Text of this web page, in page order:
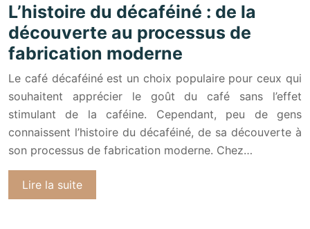
L’histoire du décaféiné : de la
découverte au processus de
fabrication moderne
Le café décaféiné est un choix populaire pour ceux qui
souhaitent apprécier le goût du café sans l’effet
stimulant de la caféine. Cependant, peu de gens
connaissent l’histoire du décaféiné, de sa découverte à
son processus de fabrication moderne. Chez…
Lire la suite